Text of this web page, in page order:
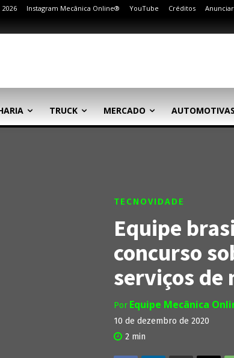
2026 Instagram Mecânica Online® YouTube Créditos Anunciar
TRUCK MERCADO AUTOMOTIVAS
TECNOVIDADE
Equipe
concurso
serviços de
Por Equipe Mecânica
10 de dezembro de 2020
2 min